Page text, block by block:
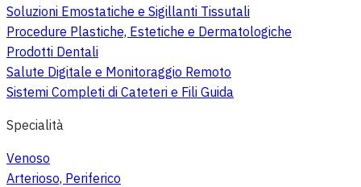
Soluzioni Emostatiche e Sigillanti Tissutali
Procedure Plastiche, Estetiche e Dermatologiche
Prodotti Dentali
Salute Digitale e Monitoraggio Remoto
Sistemi Completi di Cateteri e Fili Guida
Specialità
Venoso
Arterioso, Periferico